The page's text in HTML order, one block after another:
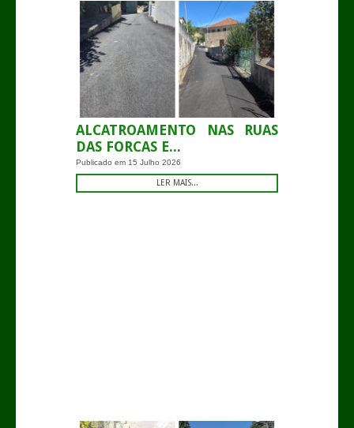
ALCATROAMENTO NAS RUAS
DAS FORCAS E...
Publicado em 15 Julho 2026
LER MAIS...